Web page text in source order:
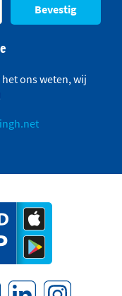
Bevestig
ons weten, wij